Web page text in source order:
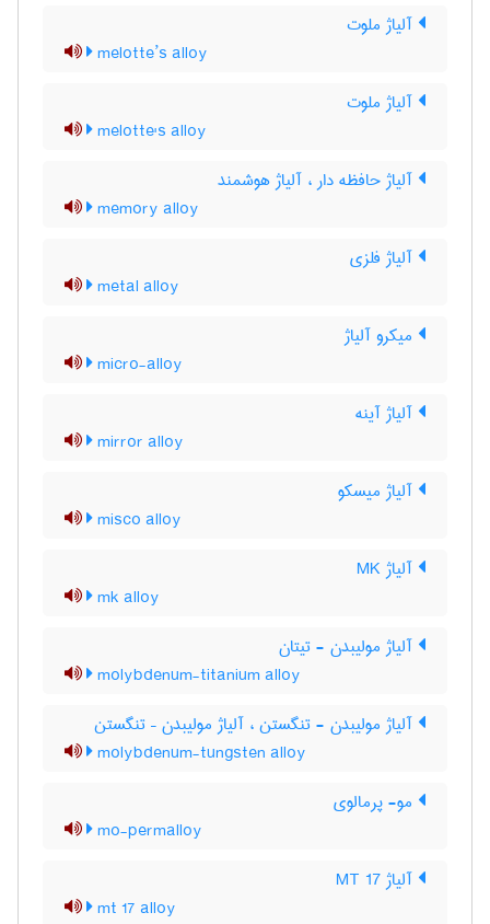
آلیاژ ملوت
melotte’s alloy
آلیاژ ملوت
melotte's alloy
آلیاژ حافظه دار ، آلیاژ هوشمند
memory alloy
آلیاژ فلزی
metal alloy
میکرو آلیاژ
micro-alloy
آلیاژ آینه
mirror alloy
آلیاژ میسکو
misco alloy
آلیاژ MK
mk alloy
آلیاژ مولیبدن - تیتان
molybdenum-titanium alloy
آلیاژ مولیبدن - تنگستن ، آلیاژ مولیبدن – تنگستن
molybdenum-tungsten alloy
مو- پرمالوی
mo-permalloy
آلیاژ MT 17
mt 17 alloy